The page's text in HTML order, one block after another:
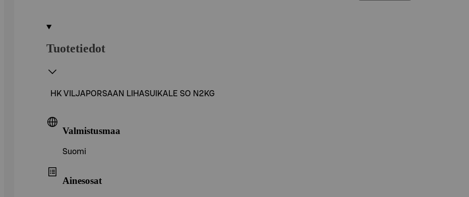
Tuotetiedot
HK VILJAPORSAAN LIHASUIKALE SO N2KG
Valmistusmaa
Suomi
Ainesosat